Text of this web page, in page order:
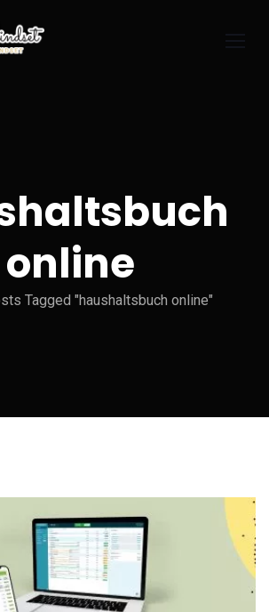
online
Tagged "haushaltsbuch online"